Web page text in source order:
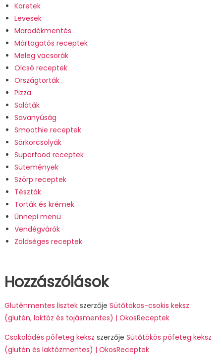
Köretek
Levesek
Maradékmentés
Mártogatós receptek
Meleg vacsorák
Olcsó receptek
Országtorták
Pizza
Saláták
Savanyúság
Smoothie receptek
Sörkorcsolyák
Superfood receptek
Sütemények
Szörp receptek
Tészták
Torták és krémek
Ünnepi menü
Vendégvárók
Zöldséges receptek
Hozzászólások
Gluténmentes lisztekszerzője Sütőtökös-csokis keksz
(glutén, laktóz és tojásmentes) | OkosReceptek
Csokoládés pöfeteg keksz szerzője Sütőtökös pöfeteg keksz
(glutén és laktózmentes) | OkosReceptek